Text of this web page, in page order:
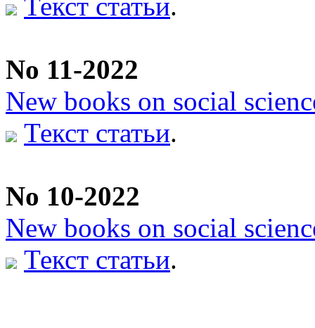
No 11-2022
New books on social
Текст статьи.
No 10-2022
New books on social
Текст статьи.